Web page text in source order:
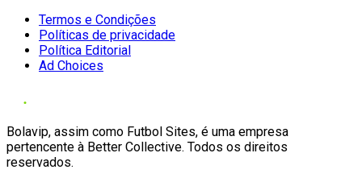
Termos e Condições
Políticas de privacidade
Política Editorial
Ad Choices
Bolavip, assim como Futbol Sites, é uma empresa
pertencente à Better Collective. Todos os direitos
reservados.